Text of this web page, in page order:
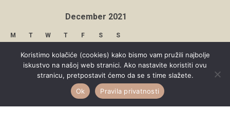
December 2021
M T W T F S S
1 2 3 4 5
8 9 10 11 12
17 18 19
Koristimo kolačiće (cookies) kako bismo vam pružili najbolje
iskustvo na našoj web stranici. Ako nastavite koristiti ovu
stranicu, pretpostavit ćemo da se s time slažete.
Ok
Pravila privatnosti